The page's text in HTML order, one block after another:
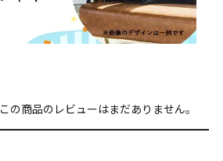
この商品のレビューはまだありません。